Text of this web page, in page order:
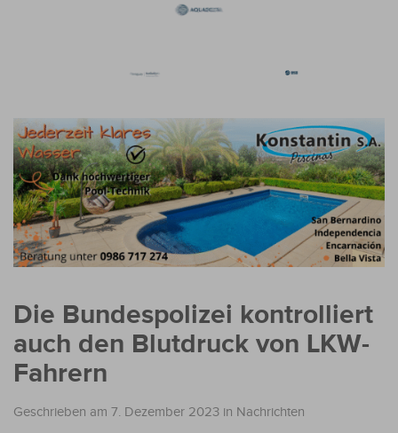
Die Bundespolizei kontrolliert
auch den Blutdruck von LKW-
Fahrern
Geschrieben am 7. Dezember 2023 in Nachrichten